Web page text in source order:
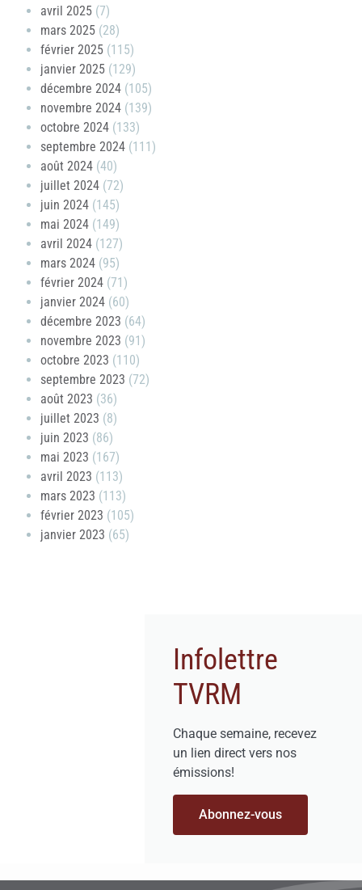
avril 2025 (7)
mars 2025 (28)
février 2025 (115)
janvier 2025 (129)
décembre 2024 (105)
novembre 2024 (139)
octobre 2024 (133)
septembre 2024 (111)
août 2024 (40)
juillet 2024 (72)
juin 2024 (145)
mai 2024 (149)
avril 2024 (127)
mars 2024 (95)
février 2024 (71)
janvier 2024 (60)
décembre 2023 (64)
novembre 2023 (91)
octobre 2023 (110)
septembre 2023 (72)
août 2023 (36)
juillet 2023 (8)
juin 2023 (86)
mai 2023 (167)
avril 2023 (113)
mars 2023 (113)
février 2023 (105)
janvier 2023 (65)
Infolettre
TVRM
Chaque semaine, recevez
un lien direct vers nos
émissions!
Abonnez-vous